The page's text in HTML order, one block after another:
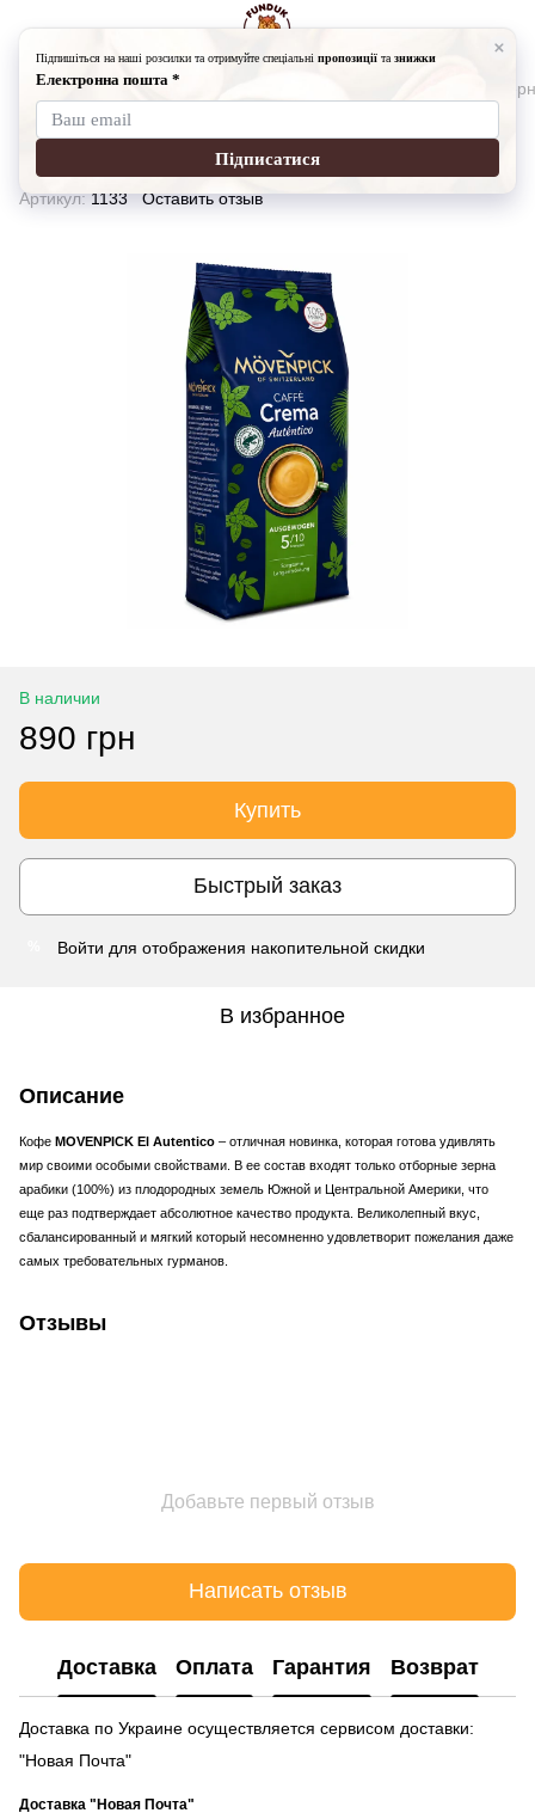
Кофе, чай Кофе в зернах Кофе MÖVENPICK Auténtico
Кофе MÖVENPICK Auténtico (зерно
Артикул:1133 Оставить отзыв
В наличии
890 грн
Купить
Быстрый заказ
Войти для отображения накопительной скидки
В избранное
Описание
Кофе MOVENPICK El Autentico – отличная новинка, которая готова удивлять
мир своими особыми свойствами. В ее состав входят только отборные зерна
арабики (100%) из плодородных земель Южной и Центральной Америки, что
еще раз подтверждает абсолютное качество продукта. Великолепный вкус,
сбалансированный и мягкий который несомненно удовлетворит пожелания даже
самых требовательных гурманов.
Отзывы
Добавьте первый отзыв
Написать отзыв
Доставка Оплата Гарантия Возврат
Доставка по Украине осуществляется сервисом доставки:
"Новая Почта"
Доставка "Новая Почта"